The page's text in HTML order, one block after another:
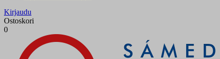
Kirjaudu
Ostoskori
0